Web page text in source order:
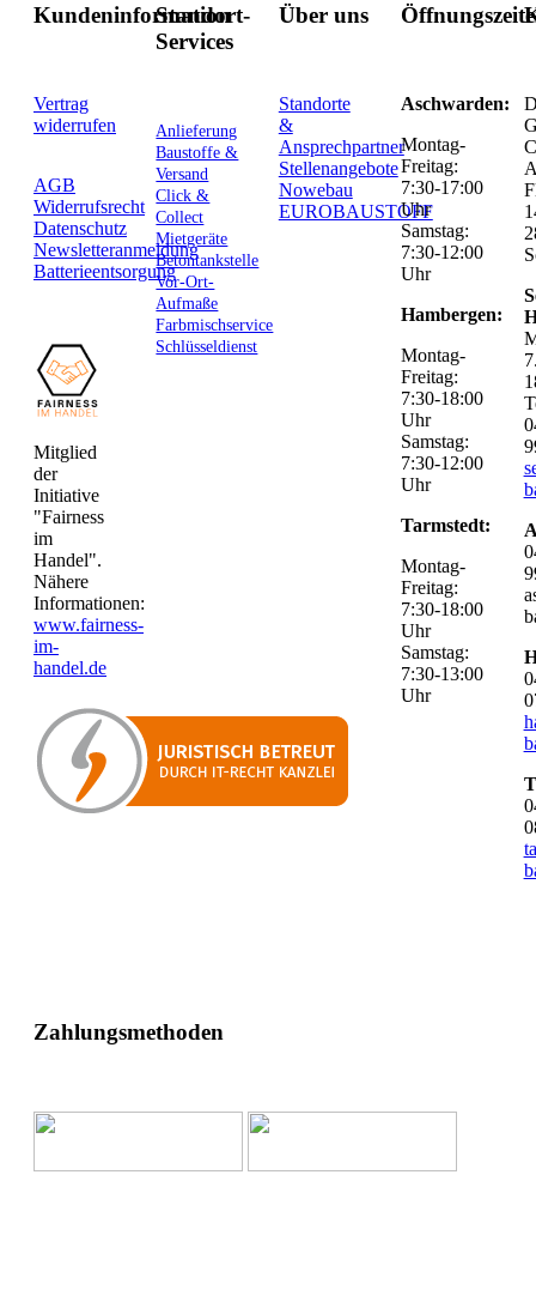
Kundeninformation
Vertrag
widerrufen
AGB
Widerrufsrecht
Datenschutz
Newsletteranmeldung
Batterieentsorgung
Mitglied
der
Initiative
"Fairness
im
Handel".
Nähere
Informationen:
www.fairness-
im-
handel.de
Standort-
Services
Anlieferung
Baustoffe &
Versand
Click &
Collect
Mietgeräte
Betontankstelle
Vor-Ort-
Aufmaße
Farbmischservice
Schlüsseldienst
Über uns
Standorte
&
Ansprechpartner
Stellenangebote
Nowebau
EUROBAUSTOFF
Aschwarden:
Montag-
Freitag:
7:30-17:00
Uhr
Samstag:
7:30-12:00
Uhr
Hambergen:
Montag-
Freitag:
7:30-18:00
Uhr
Samstag:
7:30-12:00
Uhr
Tarmstedt:
Montag-
Freitag:
7:30-18:00
Uhr
Samstag:
7:30-13:00
Uhr
Zahlungsmethoden